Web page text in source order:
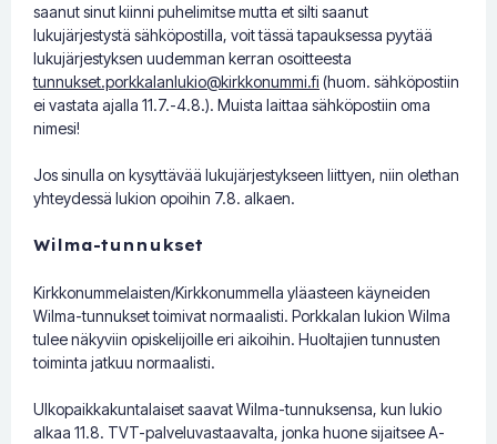
saanut sinut kiinni puhelimitse mutta et silti saanut
lukujärjestystä sähköpostilla, voit tässä tapauksessa pyytää
lukujärjestyksen uudemman kerran osoitteesta
tunnukset.porkkalanlukio@kirkkonummi.fi (huom. sähköpostiin
ei vastata ajalla 11.7.-4.8.). Muista laittaa sähköpostiin oma
nimesi!
Jos sinulla on kysyttävää lukujärjestykseen liittyen, niin olethan
yhteydessä lukion opoihin 7.8. alkaen.
Wilma-tunnukset
Kirkkonummelaisten/Kirkkonummella yläasteen käyneiden
Wilma-tunnukset toimivat normaalisti. Porkkalan lukion Wilma
tulee näkyviin opiskelijoille eri aikoihin. Huoltajien tunnusten
toiminta jatkuu normaalisti.
Ulkopaikkakuntalaiset saavat Wilma-tunnuksensa, kun lukio
alkaa 11.8. TVT-palveluvastaavalta, jonka huone sijaitsee A-